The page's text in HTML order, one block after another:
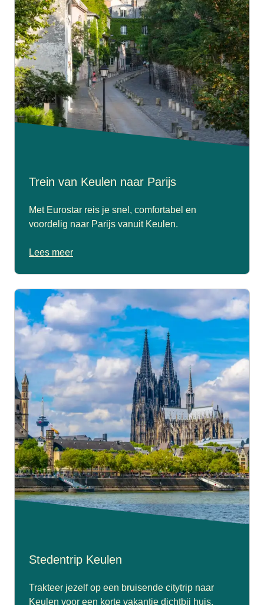
Trein van Keulen naar Parijs
Met Eurostar reis je snel, comfortabel en
voordelig naar Parijs vanuit Keulen.
Lees meer
Stedentrip Keulen
Trakteer jezelf op een bruisende citytrip naar
Keulen voor een korte vakantie dichtbij huis.